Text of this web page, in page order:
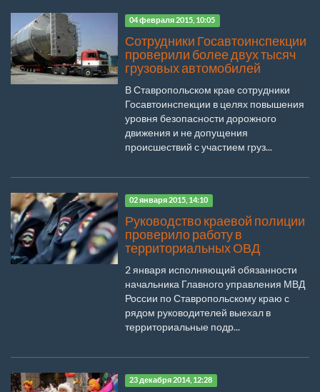
04 февраля 2015, 10:05
Сотрудники Госавтоинспекции
проверили более двух тысяч
грузовых автомобилей
В Ставропольском крае сотрудники
Госавтоинспекции в целях повышения
уровня безопасности дорожного
движения и не допущения
происшествий с участием груз...
02 января 2015, 14:10
Руководство краевой полиции
проверило работу в
территориальных ОВД
2 января исполняющий обязанности
начальника Главного управления МВД
России по Ставропольскому краю с
рядом руководителей выехал в
территориальные подр...
23 декабря 2014, 12:28